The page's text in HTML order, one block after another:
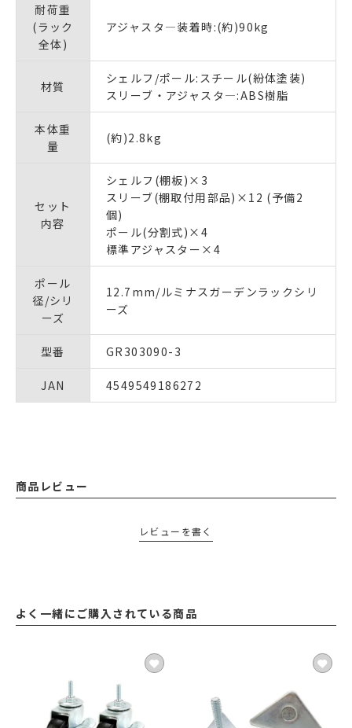
耐荷重
(ラック
全体)
アジャスタ―装着時:(約)90kg
材質
シェルフ/ポール:スチール(紛体塗装)
スリーブ・アジャスタ―:ABS樹脂
本体重
量
(約)2.8kg
セット
内容
シェルフ(棚板)×3
スリーブ(棚取付用部品)×12 (予備2
個)
ポール(分割式)×4
標準アジャスター×4
ポール
径/シリ
ーズ
12.7mm/ルミナスガーデンラックシリ
ーズ
型番 GR303090-3
JAN 4549549186272
商品レビュー
レビューを書く
よく一緒にご購入されている商品